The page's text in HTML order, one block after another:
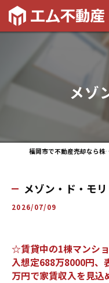
メゾ
福岡市で不動
メゾン・ド・モ
2026/07/09
☆賃貸中の1棟マンシ
入想定688万8000円
万円で家賃収入を見込